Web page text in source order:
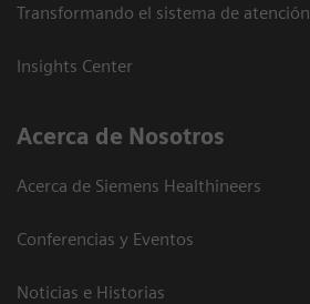
Transformando el sistema de atención
Insights Center
Acerca de Nosotros
Acerca de Siemens Healthineers
Conferencias y Eventos
Noticias e Historias